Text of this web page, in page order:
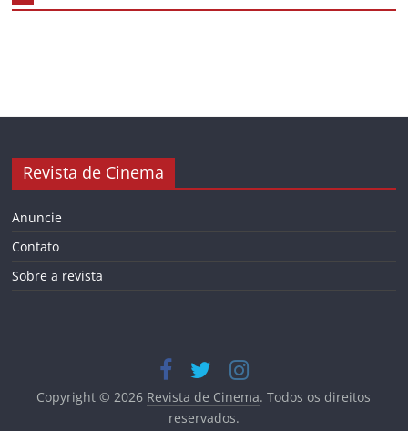
Revista de Cinema
Anuncie
Contato
Sobre a revista
Copyright © 2026 Revista de Cinema. Todos os direitos
reservados.